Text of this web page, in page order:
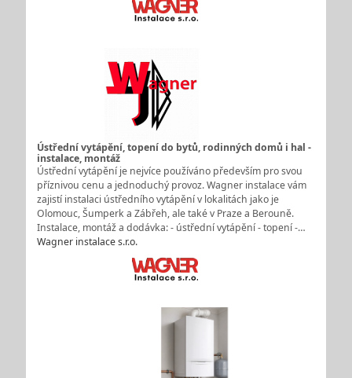
Ústřední vytápění, topení do bytů, rodinných domů i hal -
instalace, montáž
Ústřední vytápění je nejvíce používáno především pro svou
příznivou cenu a jednoduchý provoz. Wagner instalace vám
zajistí instalaci ústředního vytápění v lokalitách jako je
Olomouc, Šumperk a Zábřeh, ale také v Praze a Berouně.
Instalace, montáž a dodávka: - ústřední vytápění - topení -…
Wagner instalace s.r.o.